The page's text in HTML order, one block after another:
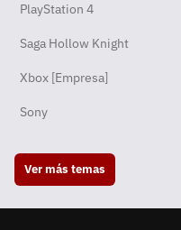
PlayStation 4
Saga Hollow Knight
Xbox [Empresa]
Sony
Ver más temas